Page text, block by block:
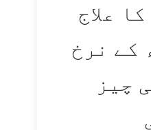
علاج
کے نرخ
چیز